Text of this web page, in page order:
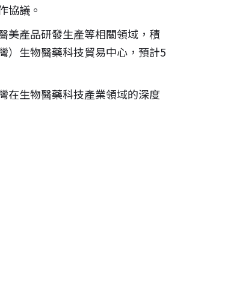
協議。
美產品研發生產等相關領域，積
）生物醫藥科技貿易中心，預計5
在生物醫藥科技產業領域的深度